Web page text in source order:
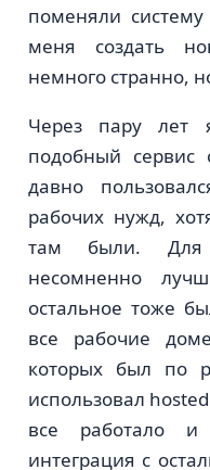
поменяли
меня создать
немного странно,
Через пару лет
подобный сервис
давно
рабочих нужд,
там были. Для
несомненно
остальное тоже
все рабочие
которых был по
использовал
все работало и
интеграция с